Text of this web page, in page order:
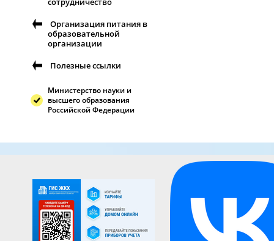
Организация питания в
образовательной
организации
Полезные ссылки
Министерство науки и
высшего образования
Российской Федерации